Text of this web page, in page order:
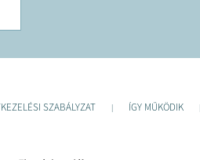
SZABÁLYZAT | ÍGY MŰKÖDIK